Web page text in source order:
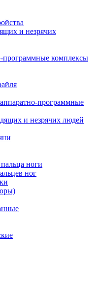
и незрячих
комплексы
программные
и незрячих людей
ноги
ног